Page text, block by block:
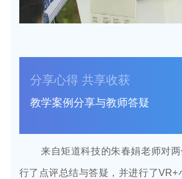
分享心得 共享收获
教学案例分享与教师答疑
来自矩道科技的朱春娟老师对
行了点评总结与答疑，并进行了VR+